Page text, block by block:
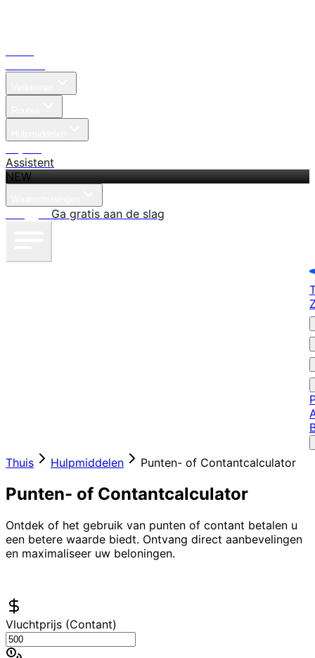
Assistent
NEW
Ga gratis aan de slag
Thuis Hulpmiddelen Punten- of Contantcalculator
Punten- of Contantcalculator
Ontdek of het gebruik van punten of contant betalen u
een betere waarde biedt. Ontvang direct aanbevelingen
en maximaliseer uw beloningen.
Vluchtprijs (Contant)